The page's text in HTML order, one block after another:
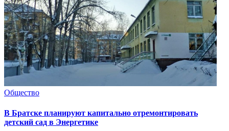
Общество
В Братске планируют капитально отремонтировать
детский сад в Энергетике